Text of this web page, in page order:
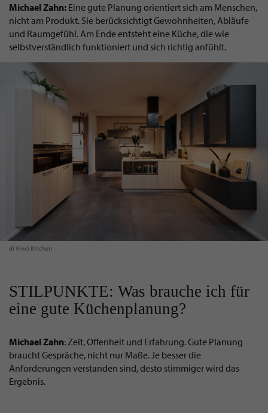
Michael Zahn: Eine gute Planung orientiert sich am Menschen,
nicht am Produkt. Sie berücksichtigt Gewohnheiten, Abläufe
und Raumgefühl. Am Ende entsteht eine Küche, die wie
selbstverständlich funktioniert und sich richtig anfühlt.
di Vinci Kitchen
STILPUNKTE: Was brauche ich für
eine gute Küchenplanung?
Michael Zahn: Zeit, Offenheit und Erfahrung. Gute Planung
braucht Gespräche, nicht nur Maße. Je besser die
Anforderungen verstanden sind, desto stimmiger wird das
Ergebnis.